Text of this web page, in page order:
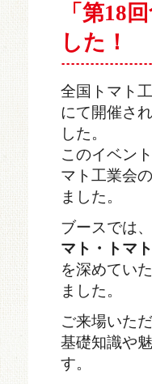
「第18
した！
全国トマト
にて開催さ
した。
このイベン
マト工業会
ました。
ブースでは
マト・トマ
を深めてい
ました。
ご来場いた
基礎知識や
す。